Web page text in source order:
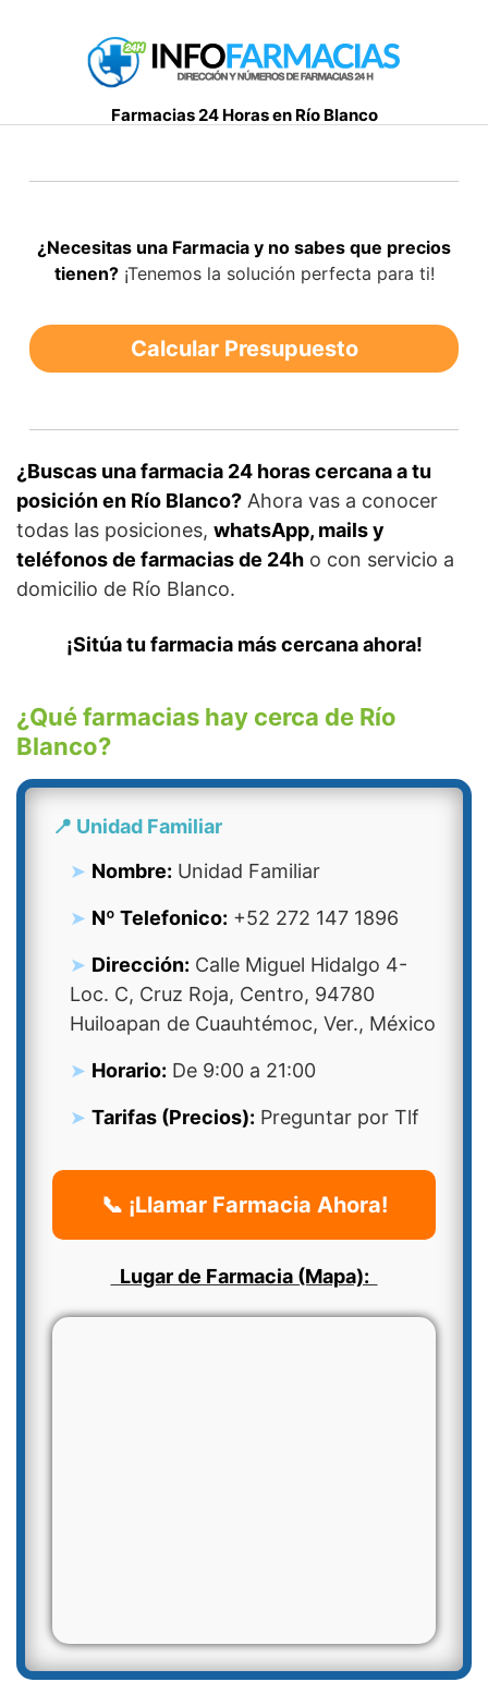
Farmacias 24 Horas en Río Blanco
¿Necesitas una Farmacia y no sabes que precios
tienen?¡Tenemos la solución perfecta para ti!
Calcular Presupuesto
¿Buscas una farmacia 24 horas cercana a tu
posición en Río Blanco? Ahora vas a conocer
todas las posiciones, whatsApp, mails y
teléfonos de farmacias de 24h o con servicio a
domicilio de Río Blanco.
¡Sitúa tu farmacia más cercana ahora!
¿Qué farmacias hay cerca de Río
Blanco?
📍 Unidad Familiar
Nombre: Unidad Familiar
Nº Telefonico: +52 272 147 1896
Dirección: Calle Miguel Hidalgo 4-
Loc. C, Cruz Roja, Centro, 94780
Huiloapan de Cuauhtémoc, Ver., México
Horario: De 9:00 a 21:00
Tarifas (Precios): Preguntar por Tlf
📞 ¡Llamar Farmacia Ahora!
Lugar de Farmacia (Mapa):